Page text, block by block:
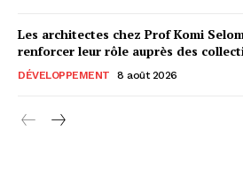
Les architectes chez Prof Komi
renforcer leur rôle auprès des
DÉVELOPPEMENT 8 août 2026